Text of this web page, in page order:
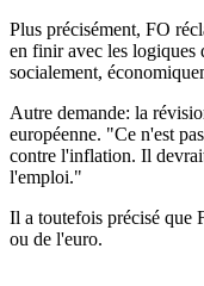
Plus précisément, FO
en finir avec les logiques
socialement,
Autre demande: la
européenne. "Ce n'est
contre l'inflation. Il
l'emploi."
Il a toutefois précisé que
ou de l'euro.